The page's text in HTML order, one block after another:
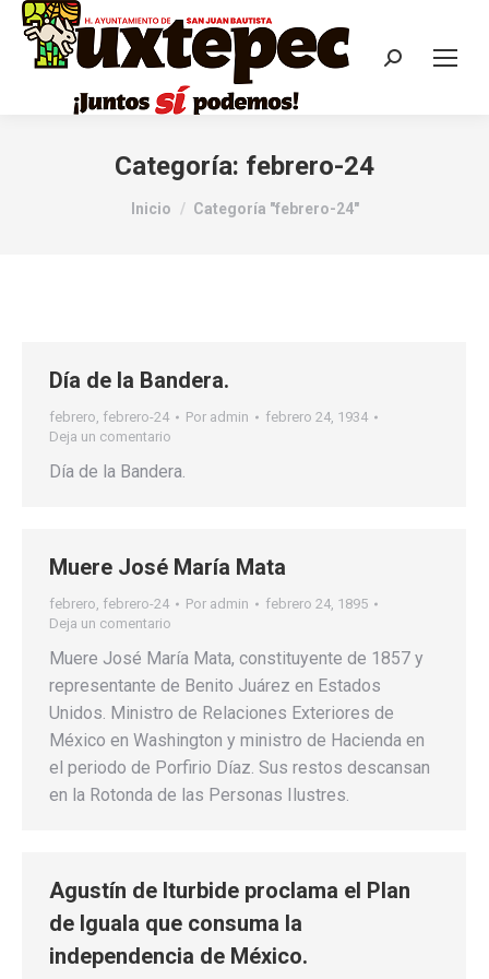
Categoría: febrero-24
Estás aquí:
Inicio Categoría "febrero-24"
Día de la Bandera.
febrero, febrero-24 Por admin
febrero 24, 1934
Deja un comentario
Día de la Bandera.
Muere José María Mata
febrero, febrero-24 Por admin
febrero 24, 1895
Deja un comentario
Muere José María Mata, constituyente de 1857 y
representante de Benito Juárez en Estados
Unidos. Ministro de Relaciones Exteriores de
México en Washington y ministro de Hacienda en
el periodo de Porfirio Díaz. Sus restos descansan
en la Rotonda de las Personas Ilustres.
Agustín de Iturbide proclama el Plan
de Iguala que consuma la
independencia de México.